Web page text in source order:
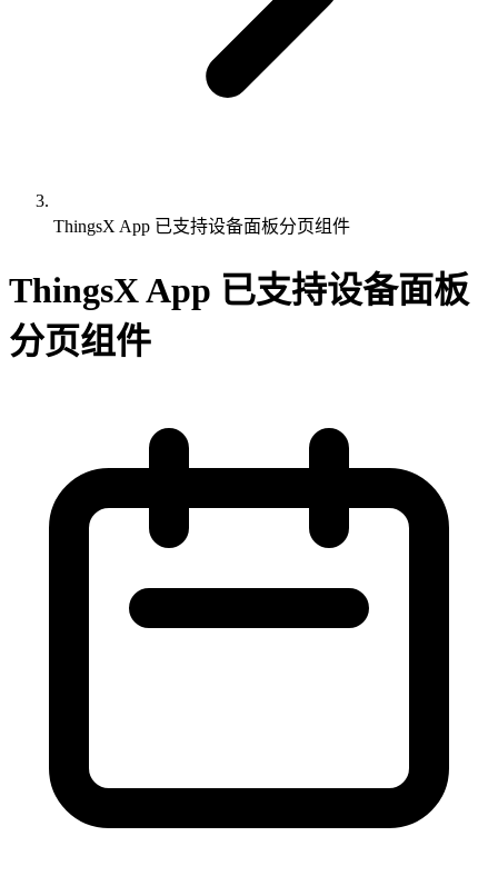
ThingsX App 已支持设备面板分页组件
ThingsX App 已支持设备面板
分页组件